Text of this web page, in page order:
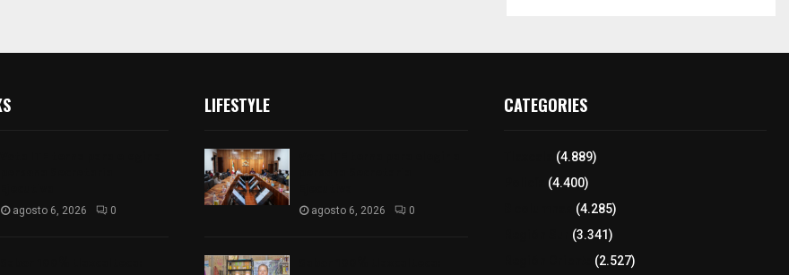
agosto 6, 2026 0
LIFESTYLE
agosto 6, 2026 0
CATEGORIES
(4.889)
(4.400)
(4.285)
(3.341)
(2.527)